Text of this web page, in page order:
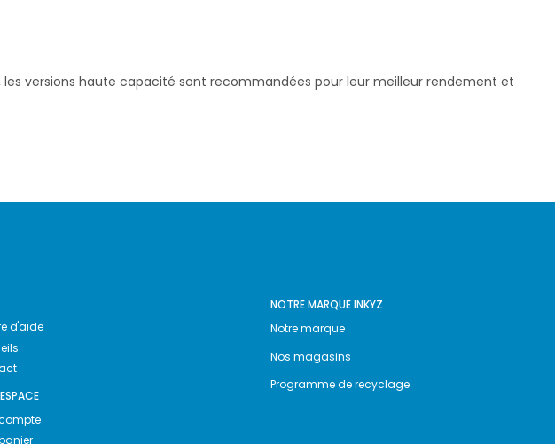
versions haute capacité sont recommandées pour leur meilleur rendement et
d'aide
NOTRE MARQUE INKYZ
Notre marque
Nos magasins
Programme de recyclage